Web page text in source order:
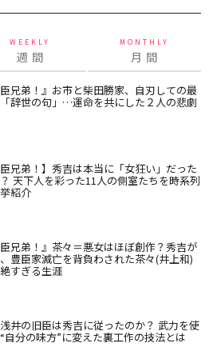
WEEKLY
週 間
MONTHLY
月 間
臣兄弟！』お市と柴田勝家、自刃しての最
辞世の句」…運命を共にした２人の悲劇
臣兄弟！】秀吉は本当に「女狂い」だった
天下人を彩った11人の側室たちを時系列
紹介
臣兄弟！』茶々＝悪女はほぼ創作？秀吉が
豊臣家滅亡を背負わされた茶々(井上和)
すぎる生涯
井の旧臣は秀吉に従ったのか？ 武力を使
自分の味方”に変えた裏工作の技法とは